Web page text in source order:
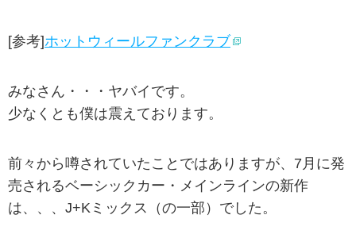
[参考]ホットウィールファンクラブ
みなさん・・・ヤバイです。
少なくとも僕は震えております。
前々から噂されていたことではありますが、7月に発
売されるベーシックカー・メインラインの新作
は、、、J+Kミックス（の一部）でした。